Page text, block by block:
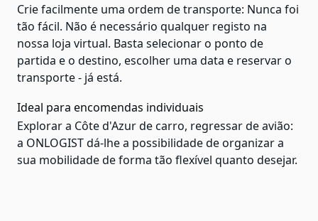
Crie facilmente uma ordem de transporte: Nunca foi
tão fácil. Não é necessário qualquer registo na
nossa loja virtual. Basta selecionar o ponto de
partida e o destino, escolher uma data e reservar o
transporte - já está.
Ideal para encomendas individuais
Explorar a Côte d'Azur de carro, regressar de avião:
a ONLOGIST dá-lhe a possibilidade de organizar a
sua mobilidade de forma tão flexível quanto desejar.